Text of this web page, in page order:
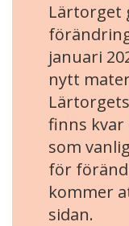
Lärtorget
januari
nytt
finns kvar
som
för
kommer
sidan.